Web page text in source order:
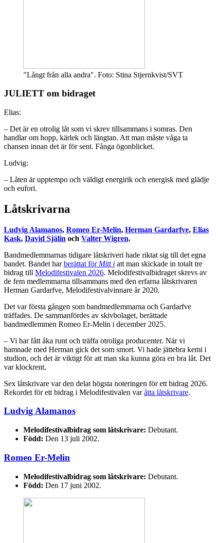
"Långt från alla andra". Foto: Stina Stjernkvist/SVT
JULIETT om bidraget
Elias:
– Det är en otrolig låt som vi skrev tillsammans i somras. Den
handlar om hopp, kärlek och längtan. Att man måste våga ta
chansen innan det är för sent. Fånga ögonblicket.
Ludvig:
– Låten är upptempo och väldigt energirik och energisk med glädje
och eufori.
Låtskrivarna
Ludvig Alamanos, Romeo Er-Melin, Herman Gardarfve, Elias
Kask, David Själin och Valter Wigren.
Bandmedlemmarnas tidigare låtskriveri hade riktat sig till det egna
bandet. Bandet harberättat för Mitt i att man skickade in totalt tre
bidrag till Melodifestivalen 2026. Melodifestivalbidraget skrevs av
de fem medlemmarna tillsammans med den erfarna låtskrivaren
Herman Gardarfve, Melodifestivalvinnare år 2020.
Det var första gången som bandmedlemmarna och Gardarfve
träffades. De sammanfördes av skivbolaget, berättade
bandmedlemmen Romeo Er-Melin i december 2025.
– Vi har fått åka runt och träffa otroliga producenter. När vi
hamnade med Herman gick det som smort. Vi hade jättebra kemi i
studion, och det är viktigt för att man ska kunna göra en bra låt. Det
var klockrent.
Sex låtskrivare var den delat högsta noteringen för ett bidrag 2026.
Rekordet för ett bidrag i Melodifestivalen varåtta låtskrivare.
Ludvig Alamanos
Melodifestivalbidrag som låtskrivare: Debutant.
Född: Den 13 juli 2002.
Romeo Er-Melin
Melodifestivalbidrag som låtskrivare: Debutant.
Född: Den 17 juni 2002.